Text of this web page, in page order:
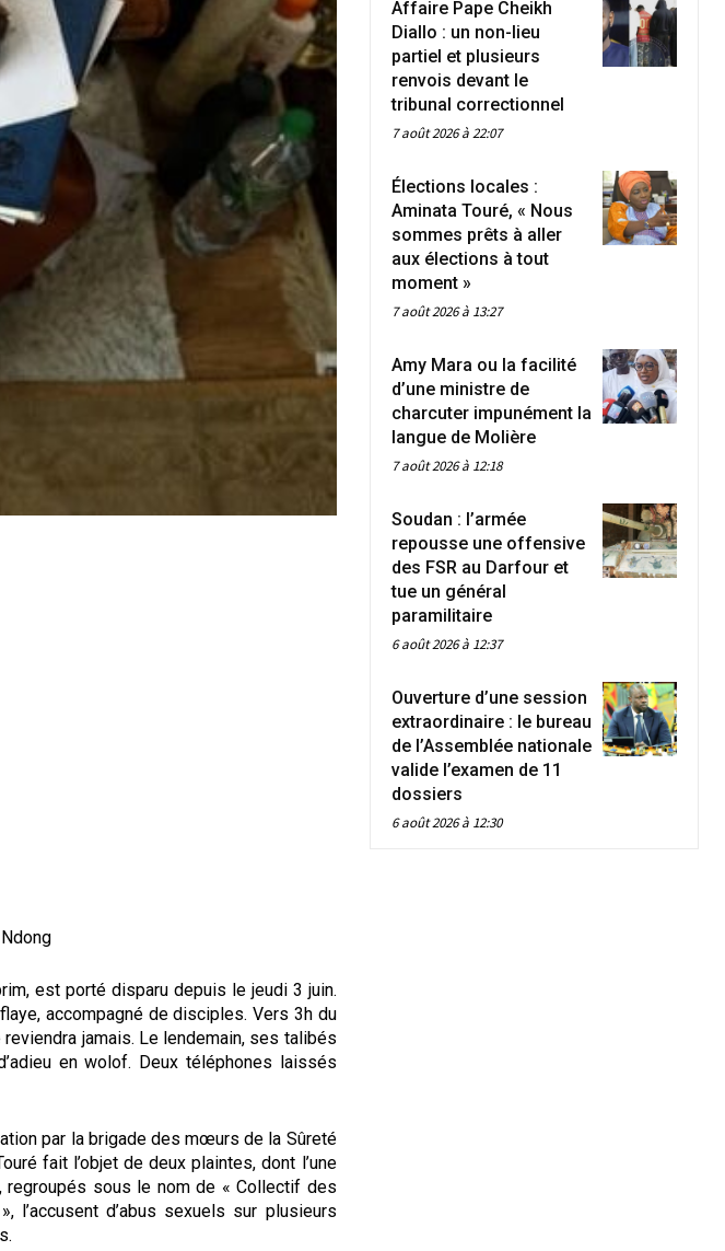
est porté disparu depuis le jeudi 3 juin.
accompagné de disciples. Vers 3h du
jamais. Le lendemain, ses talibés
en wolof. Deux téléphones laissés
par la brigade des mœurs de la Sûreté
fait l’objet de deux plaintes, dont l’une
regroupés sous le nom de « Collectif des
l’accusent d’abus sexuels sur plusieurs
Affaire Pape Cheikh
Diallo : un non-lieu
partiel et plusieurs
renvois devant le
tribunal correctionnel
7 août 2026 à 22:07
Élections locales :
Aminata Touré, « Nous
sommes prêts à aller
aux élections à tout
moment »
7 août 2026 à 13:27
Amy Mara ou la facilité
d’une ministre de
charcuter impunément la
langue de Molière
7 août 2026 à 12:18
Soudan : l’armée
repousse une offensive
des FSR au Darfour et
tue un général
paramilitaire
6 août 2026 à 12:37
Ouverture d’une session
extraordinaire : le bureau
de l’Assemblée nationale
valide l’examen de 11
dossiers
6 août 2026 à 12:30